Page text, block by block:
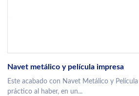
Navet metálico y película impresa
Este acabado con Navet Metálico y
práctico al haber, en un...